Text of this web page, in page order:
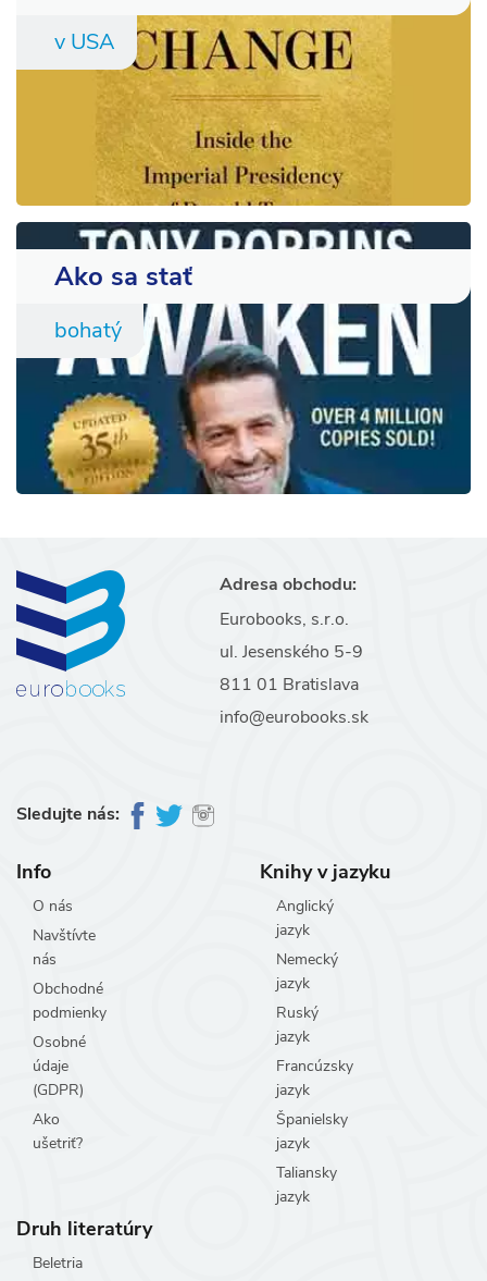
v USA
Ako sa stať
bohatý
Adresa obchodu:
Eurobooks, s.r.o.
ul. Jesenského 5-9
811 01 Bratislava
info@eurobooks.sk
Sledujte nás:
Info
O nás
Navštívte
nás
Obchodné
podmienky
Osobné
údaje
(GDPR)
Ako
ušetriť?
Knihy v jazyku
Anglický
jazyk
Nemecký
jazyk
Ruský
jazyk
Francúzsky
jazyk
Španielsky
jazyk
Taliansky
jazyk
Druh literatúry
Beletria